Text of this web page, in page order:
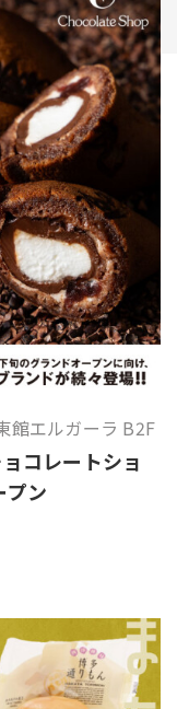
館エルガーラ B2F
コレートショ
プン